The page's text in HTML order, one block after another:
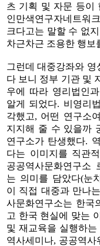
츠 기획 및 자문 등이
인만색연구자네트워
크다고는 말할 수 없
차근차근 조용한 행보
그런데 대중강좌와
다 보니 정부 기관 및
우에 따라 영리법인
알게 되었다. 비영리
각했고, 어떤 연구소
지지해 줄 수 있을까
연구소가 탄생했다.
다는 이미지를 직관
공공역사문화연구소
는 의미를 담았다(눈
이 직접 대중과 만나
사문화연구소는 한국
고 한국 현실에 맞는
및 재교육을 실행하
역사세미나, 공공역사